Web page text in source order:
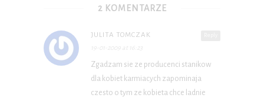
2 KOMENTARZE
JULITA TOMCZAK
19-01-2009 at 16:23
Zgadzam sie ze producenci stanikow
dla kobiet karmiacych zapominaja
czesto o tym ze kobieta chce ladnie